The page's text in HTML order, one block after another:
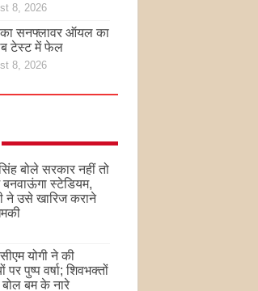
8, 2026
का सनफ्लावर ऑयल का
टेस्ट में फेल
8, 2026
बोले सरकार नहीं तो
बनवाऊंगा स्टेडियम,
ने उसे खारिज कराने
योगी ने की
पर पुष्प वर्षा; शिवभक्तों
बम के नारे